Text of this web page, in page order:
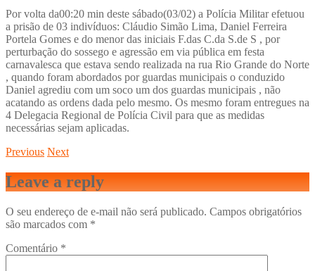
Telegram
Por volta da00:20 min deste sábado(03/02) a Polícia Militar efetuou
a prisão de 03 indivíduos: Cláudio Simão Lima, Daniel Ferreira
Portela Gomes e do menor das iniciais F.das C.da S.de S , por
perturbação do sossego e agressão em via pública em festa
carnavalesca que estava sendo realizada na rua Rio Grande do Norte
, quando foram abordados por guardas municipais o conduzido
Daniel agrediu com um soco um dos guardas municipais , não
acatando as ordens dada pelo mesmo. Os mesmo foram entregues na
4 Delegacia Regional de Polícia Civil para que as medidas
necessárias sejam aplicadas.
Previous Next
Leave a reply
O seu endereço de e-mail não será publicado. Campos obrigatórios
são marcados com *
Comentário *